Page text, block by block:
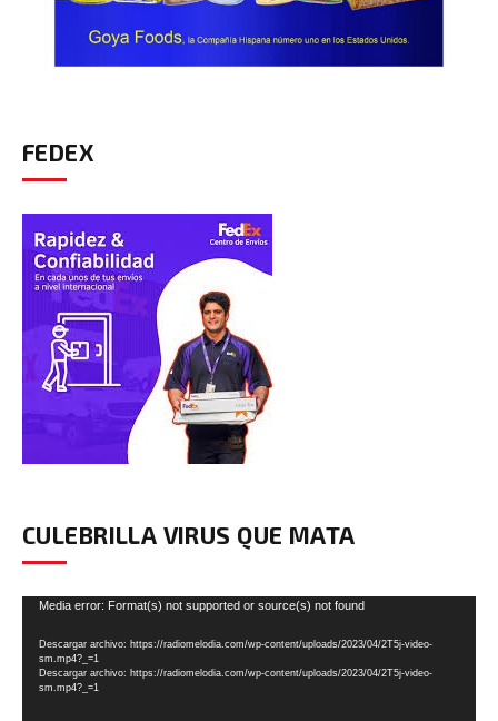
FEDEX
CULEBRILLA VIRUS QUE MATA
Reproductor
vídeo
Media error: Format(s) not supported or source(s) not found
Descargar archivo: https://radiomelodia.com/wp-content/uploads/2023/04/2T5j-video-
sm.mp4?_=1
Descargar archivo: https://radiomelodia.com/wp-content/uploads/2023/04/2T5j-video-
sm.mp4?_=1